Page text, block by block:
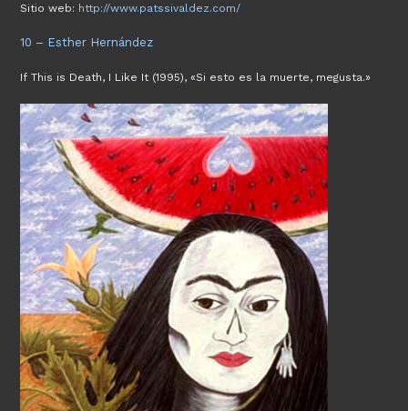
Sitio web: http://www.patssivaldez.com/
10 – Esther Hernández
If This is Death, I Like It (1995), «Si esto es la muerte, megusta.»